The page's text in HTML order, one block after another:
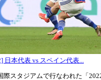
日本代表 vs スペイン代表...
スタジアムで行なわれた「